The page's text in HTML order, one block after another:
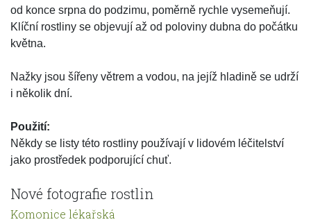
od konce srpna do podzimu, poměrně rychle vysemeňují.
Klíční rostliny se objevují až od poloviny dubna do počátku
května.
Nažky jsou šířeny větrem a vodou, na jejíž hladině se udrží
i několik dní.
Použití:
Někdy se listy této rostliny používají v lidovém léčitelství
jako prostředek podporující chuť.
Nové fotografie rostlin
Komonice lékařská